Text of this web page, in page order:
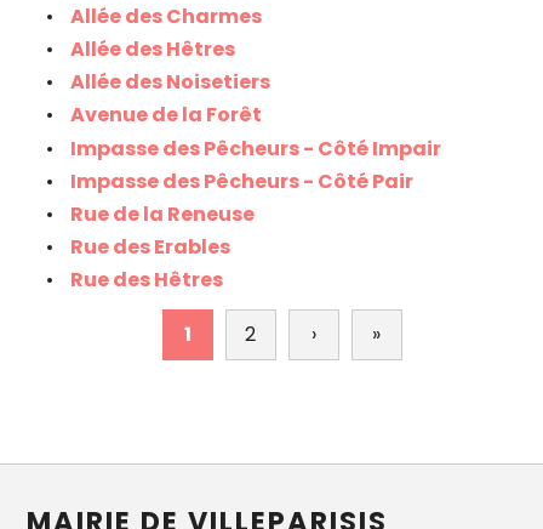
Allée des Charmes
Allée des Hêtres
Allée des Noisetiers
Avenue de la Forêt
Impasse des Pêcheurs - Côté Impair
Impasse des Pêcheurs - Côté Pair
Rue de la Reneuse
Rue des Erables
Rue des Hêtres
1 2 ›Page
»